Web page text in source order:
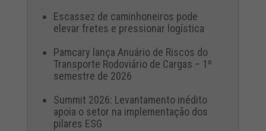
Escassez de caminhoneiros pode
elevar fretes e pressionar logística
Pamcary lança Anuário de Riscos do
Transporte Rodoviário de Cargas – 1º
semestre de 2026
Summit 2026: Levantamento inédito
apoia o setor na implementação dos
pilares ESG